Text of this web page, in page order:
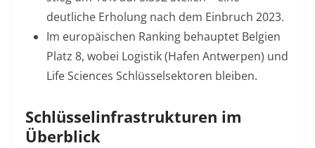
deutliche Erholung nach dem Einbruch 2023.
Im europäischen Ranking behauptet Belgien
Platz 8, wobei Logistik (Hafen Antwerpen) und
Life Sciences Schlüsselsektoren bleiben.
Schlüsselinfrastrukturen im
Überblick